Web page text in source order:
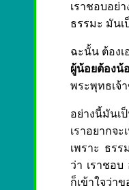
เราชอบอย่
ธรรมะ มันเ
ฉะนั้น ต้องเ
ผู้น้อยต้องน้
พระพุทธเจ้
อย่างนี้มันเ
เราอยากจ
เพราะ ธร
ว่า เราชอ
ก็เข้าใจว่า